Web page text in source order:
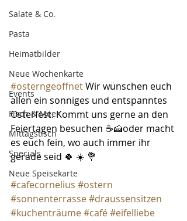
Salate & Co.
Pasta
Heimatbilder
Neue Wochenkarte
Events
Fisch & Meer
Mittagstisch
Specials
Neue Speisekarte
#osterngeöffnet Wir wünschen euch
allen ein sonniges und entspanntes
Osterfest. Kommt uns gerne an den
Feiertagen besuchen ☕🍰oder macht
es euch fein, wo auch immer ihr
gerade seid 🍀 ☀️ 💐
#cafecornelius #ostern
#sonnenterrasse#draussensitzen
#kuchenträume#café#eifelliebe